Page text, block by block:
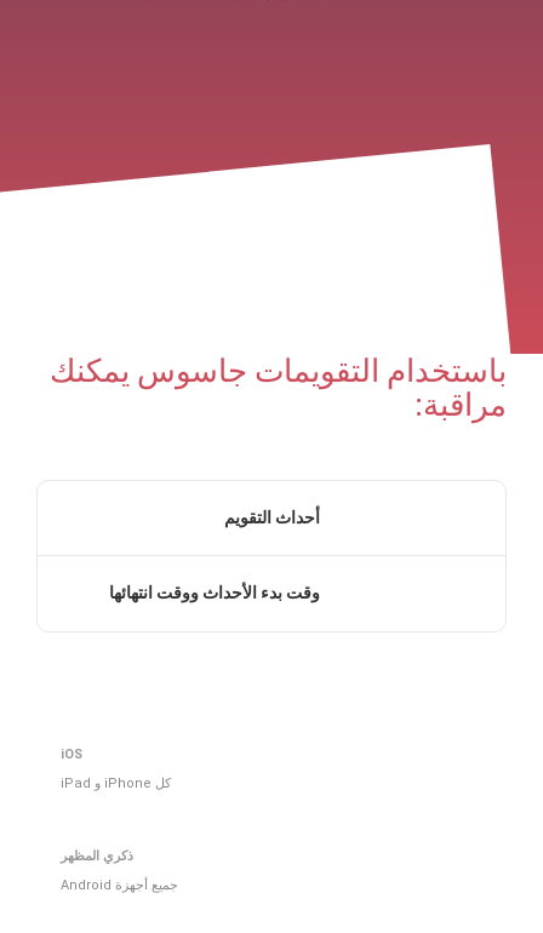
باستخدام التقويمات جاسوس يمكنك
مراقبة:
أحداث التقويم
وقت بدء الأحداث ووقت انتهائها
iOS
كل iPhone و iPad
ذكري المظهر
جميع أجهزة Android